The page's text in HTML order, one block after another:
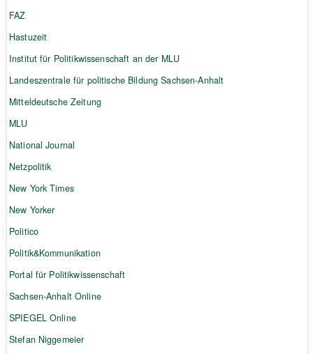
FAZ
Hastuzeit
Institut für Politikwissenschaft an der MLU
Landeszentrale für politische Bildung Sachsen-Anhalt
Mitteldeutsche Zeitung
MLU
National Journal
Netzpolitik
New York Times
New Yorker
Politico
Politik&Kommunikation
Portal für Politikwissenschaft
Sachsen-Anhalt Online
SPIEGEL Online
Stefan Niggemeier